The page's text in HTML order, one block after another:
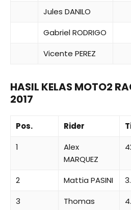
Jules DANILO
Gabriel RODRIGO
Vicente PEREZ
HASIL KELAS MOTO2
2017
Pos. Rider
1
Alex
MARQUEZ
2 Mattia PASINI
3
Thomas